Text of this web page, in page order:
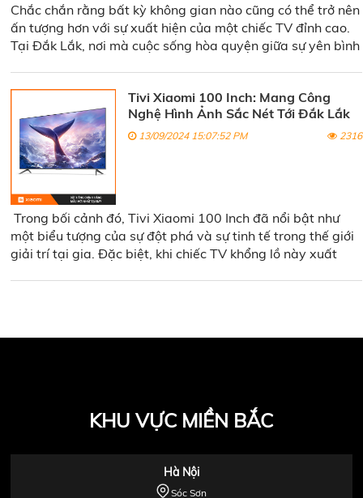
Chắc chắn rằng bất kỳ không gian nào cũng có thể trở nên
ấn tượng hơn với sự xuất hiện của một chiếc TV đỉnh cao.
Tại Đắk Lắk, nơi mà cuộc sống hòa quyện giữa sự yên bình
Tivi Xiaomi 100 Inch: Mang Công
Nghệ Hình Ảnh Sắc Nét Tới Đắk Lắk
13/09/2024 15:07:52 PM 2316
Trong bối cảnh đó, Tivi Xiaomi 100 Inch đã nổi bật như
một biểu tượng của sự đột phá và sự tinh tế trong thế giới
giải trí tại gia. Đặc biệt, khi chiếc TV khổng lồ này xuất
động.
KHU VỰC MIỀN BẮC
Hà Nội
Sóc Sơn